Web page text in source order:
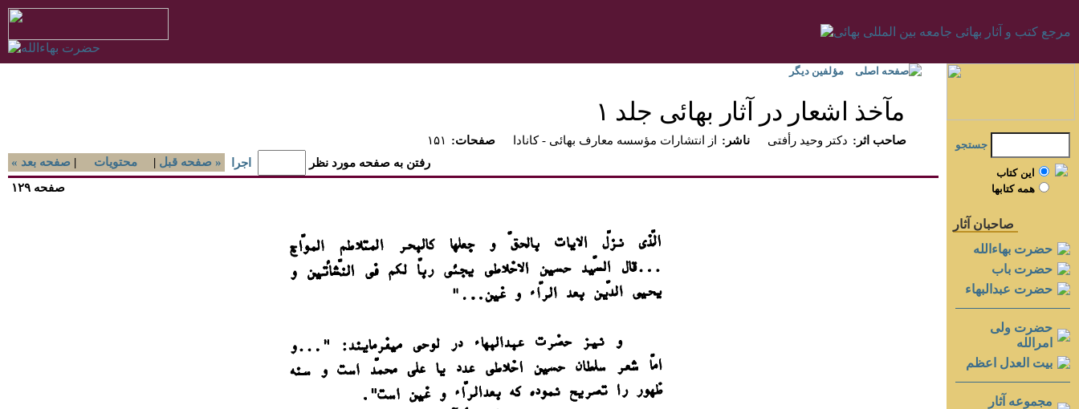
صفحه اصلی مؤلفين ديگر
مآخذ اشعار در آثار بهائى جلد ۱‏
۱۵۱ :صفحات از انتشارات مؤسسه معارف بهائى - كانادا :ناشر دكتر وحيد رأفتى
:صاحب اثر
« صفحه بعد | محتويات | صفحه قبل » رفتن به صفحه مورد نظر
اجرا
جستجو
اين کتاب
همه کتابها
صاحبان آثار
حضرت بهاءالله
حضرت باب
حضرت عبدالبهاء
حضرت ولی
امرالله
بيت العدل اعظم
مجموعه آثار